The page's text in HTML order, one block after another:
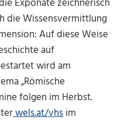
Exponate zeichnerisch
die Wissensvermittlung
Auf diese Weise
auf
wird am
„Römische
folgen im Herbst.
wels.at/vhsim